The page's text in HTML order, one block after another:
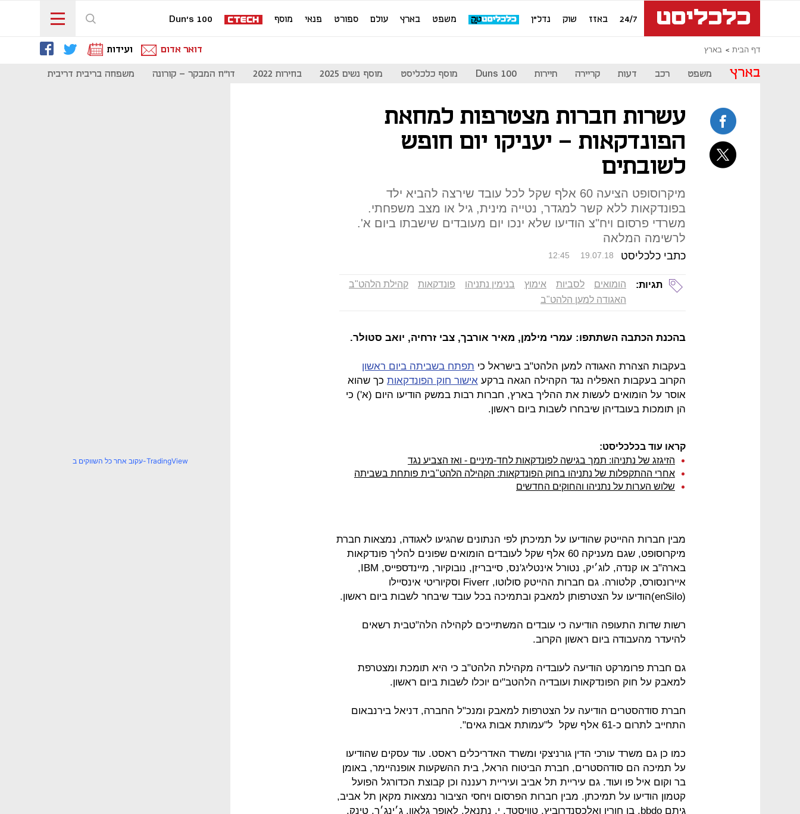
24/7 באזז שוק נדל"ן משפט בארץ עולם ספורט פנאי מוסף Dun's 100
דף הבית בארץ דואר אדום ועידות
בארץ משפט רכב דעות קריירה תיירות Duns 100 מוסף כלכליסט מוסף נשים 2025 בחירות 2022 דו"ח המבקר - קורונה משפחה בריבית דריבית
עשרות חברות מצטרפות למחאת
הפונדקאות - יעניקו יום חופש
לשובתים
מיקרוסופט הציעה 60 אלף שקל לכל עובד שירצה להביא ילד
בפונדקאות ללא קשר למגדר, נטייה מינית, גיל או מצב משפחתי.
משרדי פרסום ויח"צ הודיעו שלא ינכו יום מעובדים שישבתו ביום א'.
לרשימה המלאה
כתבי כלכליסט 12:45 19.07.18
תגיות: הומואים לסביות אימוץ בנימין נתניהו פונדקאות
קהילת הלהט"ב
האגודה למען הלהט"ב
בהכנת הכתבה השתתפו: עמרי מילמן, מאיר אורבך, צבי זרחיה, יואב סטולר.
בעקבות הצהרת האגודה למען הלהט"ב בישראל כי תפתח בשביתה ביום ראשון
הקרוב בעקבות האפליה נגד הקהילה הגאה ברקע אישור חוק הפונדקאות כך שהוא
אוסר על הומואים לעשות את ההליך בארץ, חברות רבות במשק הודיעו היום (א') כי
הן תומכות בעובדיהן שיבחרו לשבות ביום ראשון.
קראו עוד בכלכליסט:
הזיגזג של נתניהו: תמך בגישה לפונדקאות לחד-מיניים - ואז הצביע נגד
אחרי ההתקפלות של נתניהו בחוק הפונדקאות: הקהילה הלהט"בית פותחת בשביתה
שלוש הערות על נתניהו והחוקים החדשים
מבין חברות ההייטק שהודיעו על תמיכתן לפי הנתונים שהגיעו לאגודה, נמצאות חברת
מיקרוסופט, שגם מעניקה 60 אלף שקל לעובדים הומואים שפונים להליך פונדקאות
בארה"ב או קנדה, לוג׳יק, נטורל אינטליג'נס, סייבריזן, נובוקיור, מיינדספייס, IBM,
איירונסורס, קלטורה. גם חברות ההייטק סולוטו, Fiverr וסקיוריטי אינסיילו
(enSilo)הודיעו על הצטרפותן למאבק ובתמיכה בכל עובד שיבחר לשבות ביום ראשון.
רשות שדות התעופה הודיעה כי עובדים המשתייכים לקהילה הלה"טבית רשאים
להיעדר מהעבודה ביום ראשון הקרוב.
גם חברת פרומרקט הודיעה לעובדיה מקהילת הלהט"ב כי היא תומכת ומצטרפת
למאבק על חוק הפונדקאות ועובדיה הלהטב"ים יוכלו לשבות ביום ראשון.
חברת סודהסטרים הודיעה על הצטרפות למאבק ומנכ"ל החברה, דניאל בירנבאום
התחייב לתרום כ-61 אלף שקל ל"עמותת אבות גאים".
כמו כן גם משרד עורכי הדין גורניצקי ומשרד האדריכלים ראסט. עוד עסקים שהודיעו
על תמיכה הם סודהסטרים, חברת הביטוח הראל, בית ההשקעות אופנהיימר, באומן
בר וקום איל פו ועוד. גם עיריית תל אביב ועיריית רעננה וכן קבוצת הכדורגל הפועל
קטמון הודיעו על תמיכתן. מבין חברות הפרסום ויחסי הציבור נמצאות מקאן תל אביב,
גיתם bbdo, בן חורין ואלכסנדרוביץ, טוויסטד, י. נתנאל, לאופר גלאון, ג׳ינג׳ר, טינק,
עקוב אחר כל השווקים ב-TradingView